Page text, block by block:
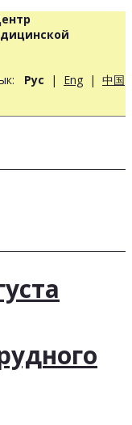
Рус | Eng | 中国